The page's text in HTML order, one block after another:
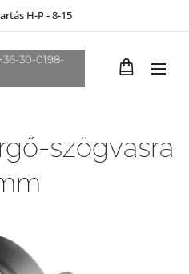
H-P - 8-15
30-0198-
szögvasra